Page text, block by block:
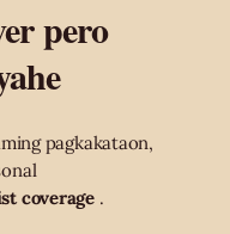
pero
pagkakataon,
coverage .